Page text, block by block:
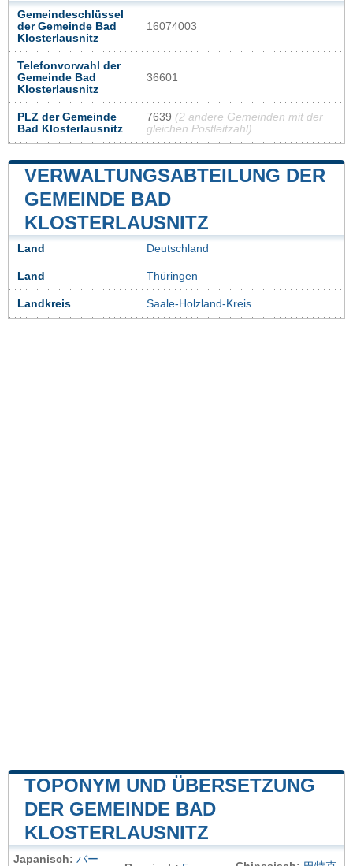
Gemeindeschlüssel
der Gemeinde Bad
Klosterlausnitz
16074003
Telefonvorwahl der
Gemeinde Bad
Klosterlausnitz
36601
PLZ der Gemeinde
Bad Klosterlausnitz
7639 (2 andere Gemeinden mit der
gleichen Postleitzahl)
VERWALTUNGSABTEILUNG DER
GEMEINDE BAD
KLOSTERLAUSNITZ
Land Deutschland
Land Thüringen
Landkreis Saale-Holzland-Kreis
TOPONYM UND ÜBERSETZUNG
DER GEMEINDE BAD
KLOSTERLAUSNITZ
Japanisch: バー